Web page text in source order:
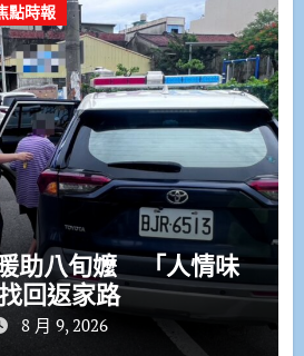
點時報
助八旬嬤 「人情味
回返家路
8 月 9, 2026